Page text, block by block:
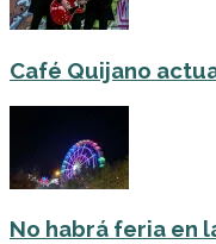
Café Quijano
No habrá feria en